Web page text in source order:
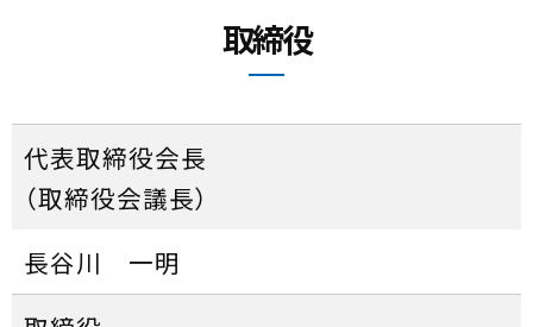
取締役
代表取締役会長
（取締役会議長）
長谷川 一明